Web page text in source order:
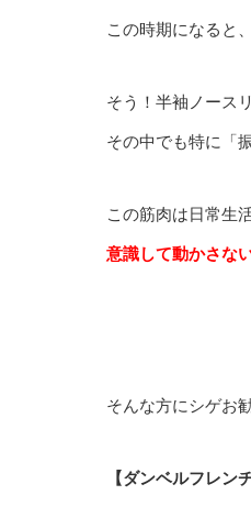
この時期になると
そう！半袖ノース
その中でも特に「
この筋肉は日常生
意識して動かさな
そんな方にシゲお
【ダンベルフレン